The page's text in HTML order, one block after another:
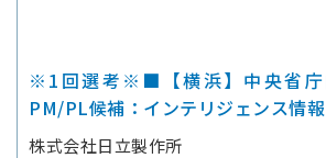
※1回選考※■【横浜】中央省庁
PM/PL候補：インテリジェンス情
株式会社日立製作所